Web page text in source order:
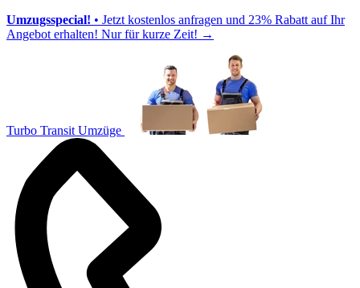
Umzugsspecial! • Jetzt kostenlos anfragen und 23% Rabatt auf Ihr
Angebot erhalten! Nur für kurze Zeit! →
Turbo Transit Umzüge